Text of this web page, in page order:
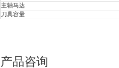
主轴马达
刀具容量
产品咨询